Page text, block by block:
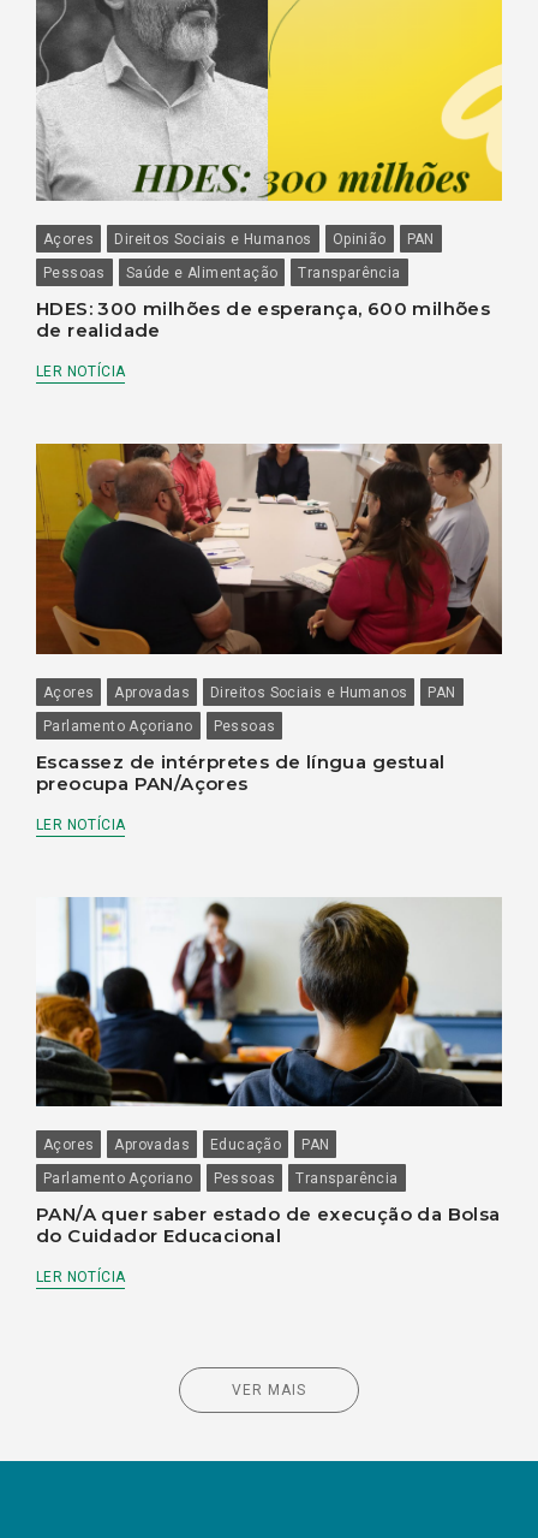
Açores Direitos Sociais e Humanos Opinião
PAN
Pessoas
Saúde e Alimentação Transparência
HDES: 300 milhões de esperança, 600 milhões
de realidade
LER NOTÍCIA
Açores Aprovadas Direitos Sociais e Humanos
PAN
Parlamento Açoriano
Pessoas
Escassez de intérpretes de língua gestual
preocupa PAN/Açores
LER NOTÍCIA
Açores Aprovadas Educação
PAN
Parlamento Açoriano
Pessoas Transparência
PAN/A quer saber estado de execução da Bolsa
do Cuidador Educacional
LER NOTÍCIA
VER MAIS